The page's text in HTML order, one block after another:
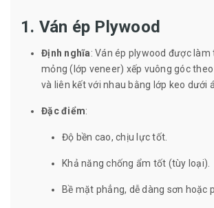
1. Ván ép Plywood
Định nghĩa: Ván ép plywood được làm
mỏng (lớp veneer) xếp vuông góc
và liên kết với nhau bằng lớp keo dưới
Đặc điểm:
Độ bền cao, chịu lực tốt.
Khả năng chống ẩm tốt (tùy loại).
Bề mặt phẳng, dễ dàng sơn hoặc